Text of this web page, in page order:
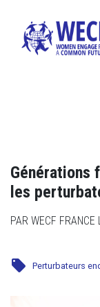
Générations
les
PAR WECF
local_offer Perturbateurs